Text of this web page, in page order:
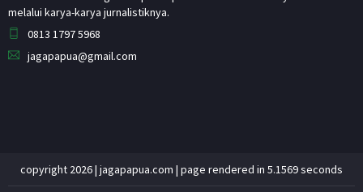
melalui karya-karya jurnalistiknya.
0813 1797 5968
jagapapua@gmail.com
copyright 2026 | jagapapua.com | page rendered in 5.1569 seconds